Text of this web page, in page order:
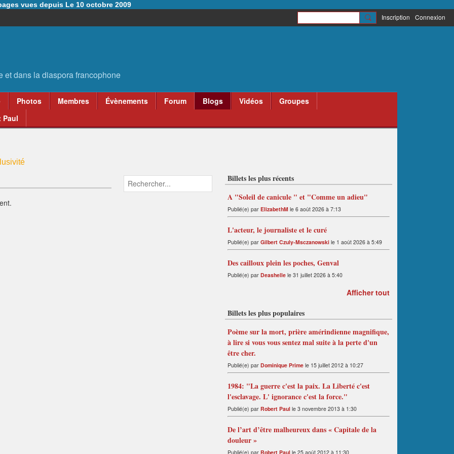
vues depuis Le 10 octobre 2009
Inscription Connexion
Photos Membres Évènements Forum Blogs Vidéos
Groupes
Paul
Billets les plus récents
A "Soleil de canicule " et "Comme un adieu"
Publié(e) par ElizabethM le 6 août 2026 à 7:13
L'acteur, le journaliste et le curé
Publié(e) par Gilbert Czuly-Msczanowski le 1 août 2026 à 5:49
Des cailloux plein les poches, Genval
Publié(e) par Deashelle le 31 juillet 2026 à 5:40
Afficher tout
Billets les plus populaires
Poème sur la mort, prière amérindienne magnifique,
à lire si vous vous sentez mal suite à la perte d'un
être cher.
Publié(e) par Dominique Prime le 15 juillet 2012 à 10:27
1984: "La guerre c'est la paix. La Liberté c'est
l'esclavage. L' ignorance c'est la force."
Publié(e) par Robert Paul le 3 novembre 2013 à 1:30
De l’art d’être malheureux dans « Capitale de la
douleur »
Publié(e) par Robert Paul le 25 août 2012 à 11:30